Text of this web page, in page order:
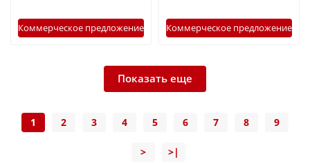
Коммерческое предложение Коммерческое предложение
Показать еще
1 2 3 4 5 6 7 8 9
> >|